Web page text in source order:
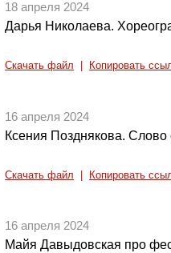
18 апреля 2024
Дарья Николаева.
Скачать файл Копировать
16 апреля 2024
Ксения Позднякова.
Скачать файл Копировать
16 апреля 2024
Майя Давыдовская про